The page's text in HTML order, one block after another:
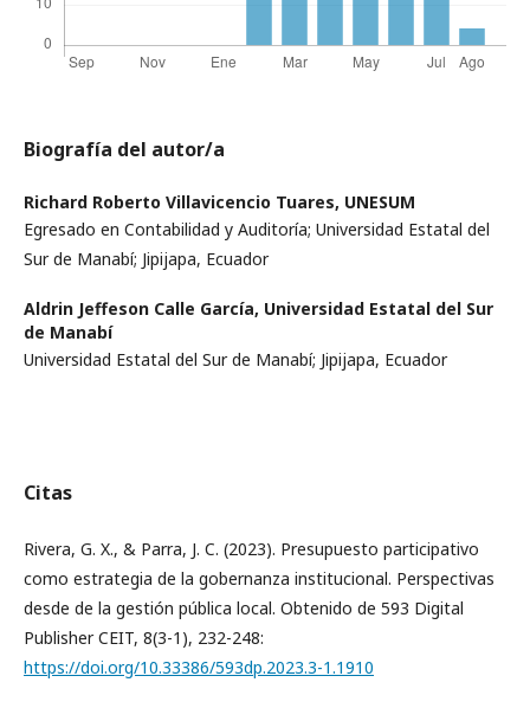
Biografía del autor/a
Richard Roberto Villavicencio Tuares, UNESUM
Egresado en Contabilidad y Auditoría; Universidad Estatal del
Sur de Manabí; Jipijapa, Ecuador
Aldrin Jeffeson Calle García, Universidad Estatal del Sur
de Manabí
Universidad Estatal del Sur de Manabí; Jipijapa, Ecuador
Citas
Rivera, G. X., & Parra, J. C. (2023). Presupuesto participativo
como estrategia de la gobernanza institucional. Perspectivas
desde de la gestión pública local. Obtenido de 593 Digital
Publisher CEIT, 8(3-1), 232-248:
https://doi.org/10.33386/593dp.2023.3-1.1910